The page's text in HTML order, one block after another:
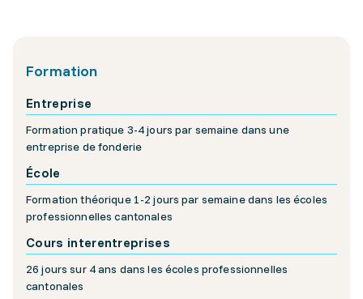
Formation
Entreprise
Formation pratique 3-4 jours par semaine dans une
entreprise de fonderie
École
Formation théorique 1-2 jours par semaine dans les écoles
professionnelles cantonales
Cours interentreprises
26 jours sur 4 ans dans les écoles professionnelles
cantonales